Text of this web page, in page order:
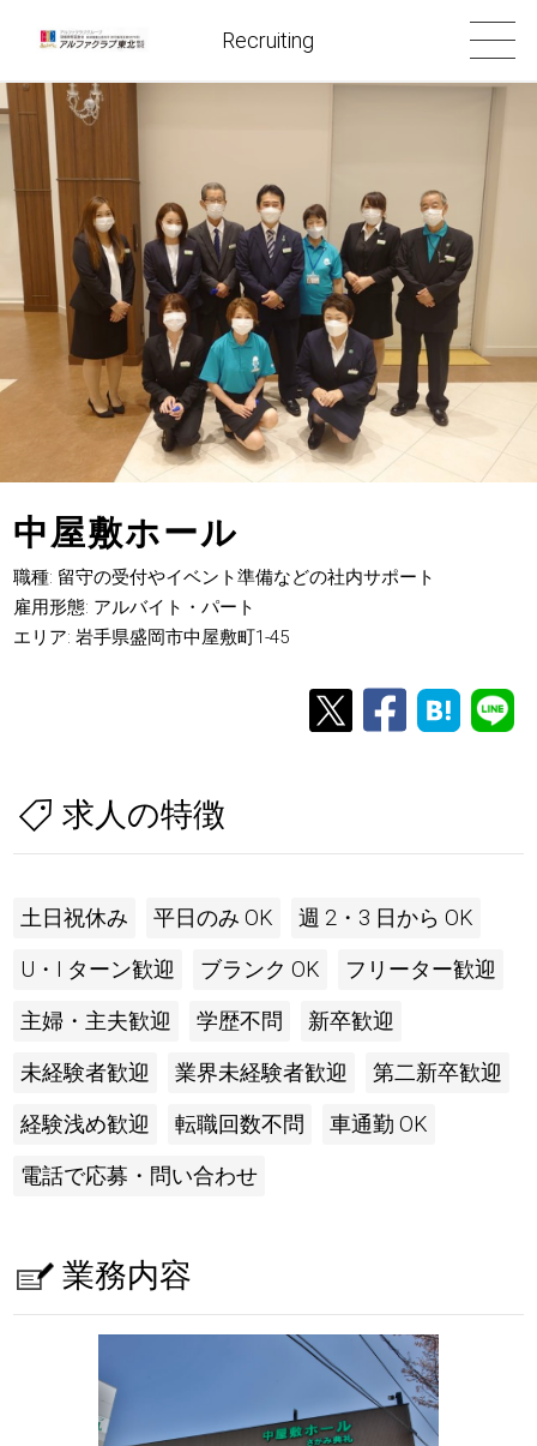
Recruiting
中屋敷ホール
職種: 留守の受付やイベント準備などの社内サポート
雇用形態: アルバイト・パート
エリア: 岩手県盛岡市中屋敷町1-45
求人の特徴
土日祝休み 平日のみ OK 週 2・3 日から OK
U・I ターン歓迎 ブランク OK フリーター歓迎
主婦・主夫歓迎 学歴不問 新卒歓迎
未経験者歓迎 業界未経験者歓迎 第二新卒歓迎
経験浅め歓迎 転職回数不問 車通勤 OK
電話で応募・問い合わせ
業務内容